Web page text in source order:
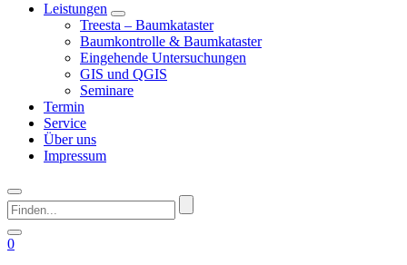
Leistungen
Treesta – Baumkataster
Baumkontrolle & Baumkataster
Eingehende Untersuchungen
GIS und QGIS
Seminare
Termin
Service
Über uns
Impressum
Finden...
0